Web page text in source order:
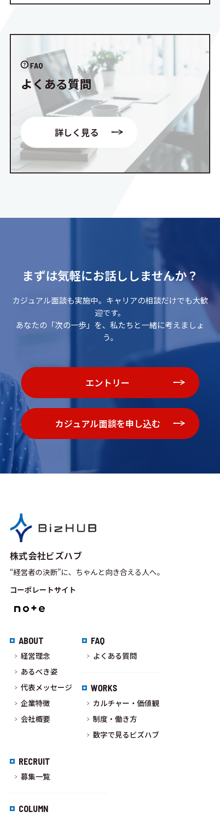
FAQ
よくある質問
詳しく見る
まずは気軽にお話ししませんか？
カジュアル面談も実施中。キャリアの相談だけでも大歓
迎です。
あなたの「次の一歩」を、私たちと一緒に考えましょ
う。
エントリー
カジュアル面談を申し込む
株式会社ビズハブ
“経営者の決断”に、ちゃんと向き合える人へ。
コーポレートサイト
ABOUT
経営理念
あるべき姿
代表メッセージ
企業特徴
会社概要
FAQ
よくある質問
WORKS
カルチャー・価値観
制度・働き方
数字で見るビズハブ
RECRUIT
募集一覧
COLUMN